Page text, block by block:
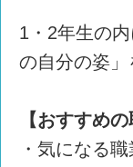
1・2年生の
の自分の姿」
【おすすめの
・気になる